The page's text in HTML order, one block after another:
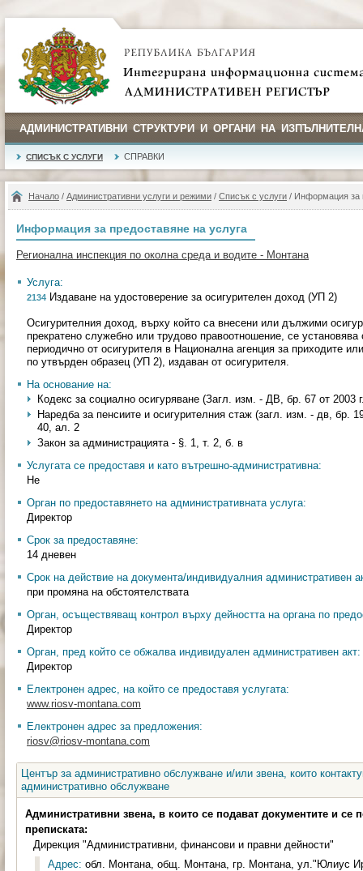
АДМИНИСТРАТИВНИ СТРУКТУРИ И ОРГАНИ НА
СПИСЪК С УСЛУГИ СПРАВКИ
Начало / Административни услуги и режими / Списък с услуги / Информация за
Информация за предоставяне на услуга
Регионална инспекция по околна среда и водите - Монтана
Услуга:
2134 Издаване на удостоверение за осигурителен доход (УП 2)
Осигурителния доход, върху който са внесени или дължими
прекратено служебно или трудово правоотношение, се
периодично от осигурителя в Национална агенция за приходите
по утвърден образец (УП 2), издаван от осигурителя.
На основание на:
Кодекс за социално осигуряване (Загл. изм. - ДВ, бр. 67 от 2003
Наредба за пенсиите и осигурителния стаж (загл. изм. - дв, бр.
40, ал. 2
Закон за администрацията - §. 1, т. 2, б. в
Услугата се предоставя и като вътрешно-административна:
Не
Орган по предоставянето на административната услуга:
Директор
Срок за предоставяне:
14 дневен
Срок на действие на документа/индивидуалния административен
при промяна на обстоятелствата
Орган, осъществяващ контрол върху дейността на органа по
Директор
Орган, пред който се обжалва индивидуален административен акт:
Директор
Електронен адрес, на който се предоставя услугата:
www.riosv-montana.com
Електронен адрес за предложения:
riosv@riosv-montana.com
Център за административно обслужване и/или звена, които
административно обслужване
Административни звена, в които се подават документите и се
преписката:
Дирекция "Административни, финансови и правни дейности"
Адрес: обл. Монтана, общ. Монтана, гр. Монтана, ул."Юлиус